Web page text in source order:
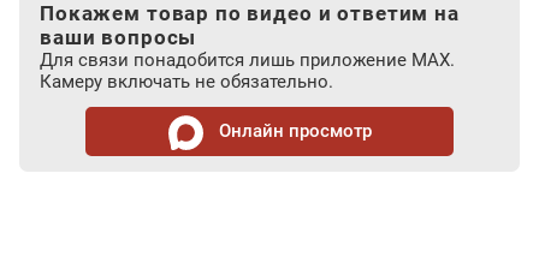
Покажем товар по видео и ответим на
ваши вопросы
Для связи понадобится лишь приложение MAX.
Камеру включать не обязательно.
Онлайн просмотр